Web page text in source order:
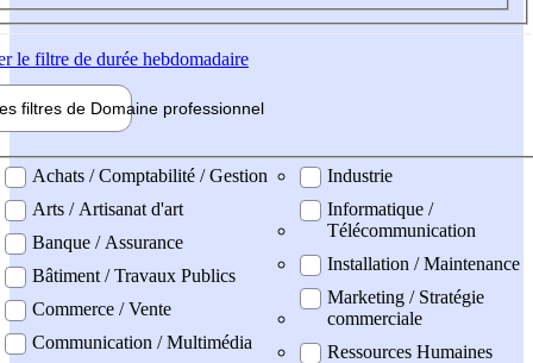
le filtre de durée hebdomadaire
filtres de Domaine professionnel
professionel
Achats / Comptabilité / Gestion
Arts / Artisanat d'art
Banque / Assurance
Bâtiment / Travaux Publics
Commerce / Vente
Communication / Multimédia
Industrie
Informatique /
Télécommunication
Installation / Maintenance
Marketing / Stratégie
commerciale
Ressources Humaines